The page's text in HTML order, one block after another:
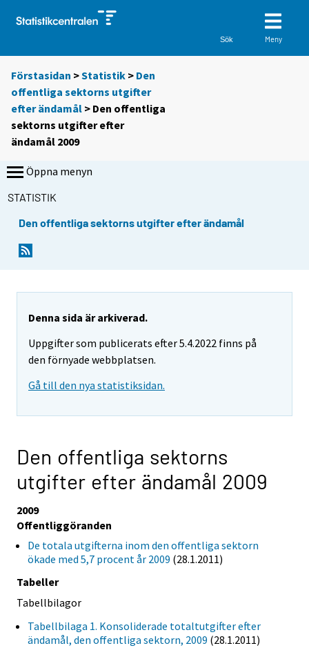
Sök Meny
Förstasidan >Statistik > Den
offentliga sektorns utgifter
efter ändamål > Den offentliga
sektorns utgifter efter
ändamål 2009
Öppna menyn
STATISTIK
Den offentliga sektorns utgifter efter ändamål
Denna sida är arkiverad.
Uppgifter som publicerats efter 5.4.2022 finns på
den förnyade webbplatsen.
Gå till den nya statistiksidan.
Den offentliga sektorns
utgifter efter ändamål 2009
2009
Offentliggöranden
De totala utgifterna inom den offentliga sektorn
ökade med 5,7 procent år 2009 (28.1.2011)
Tabeller
Tabellbilagor
Tabellbilaga 1. Konsoliderade totaltutgifter efter
ändamål, den offentliga sektorn, 2009 (28.1.2011)